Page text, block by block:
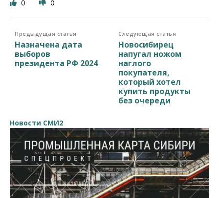
0 0
Предыдущая статья
Назначена дата
выборов
президента РФ 2024
Следующая статья
Новосибирец
напугал ножом
наглого
покупателя,
который хотел
купить продукты
без очереди
Новости СМИ2